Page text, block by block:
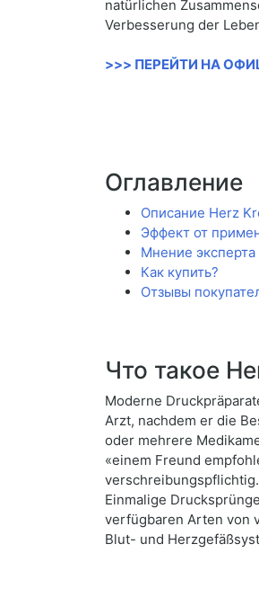
natürlichen
Verbesserung der
>>> ПЕРЕЙТИ НА
Оглавление
Описание Herz
Эффект от
Мнение эксперта
Как купить?
Отзывы
Что такое
Moderne
Arzt, nachdem er die
oder mehrere
«einem Freund
Einmalige
verfügbaren Arten von
Blut- und